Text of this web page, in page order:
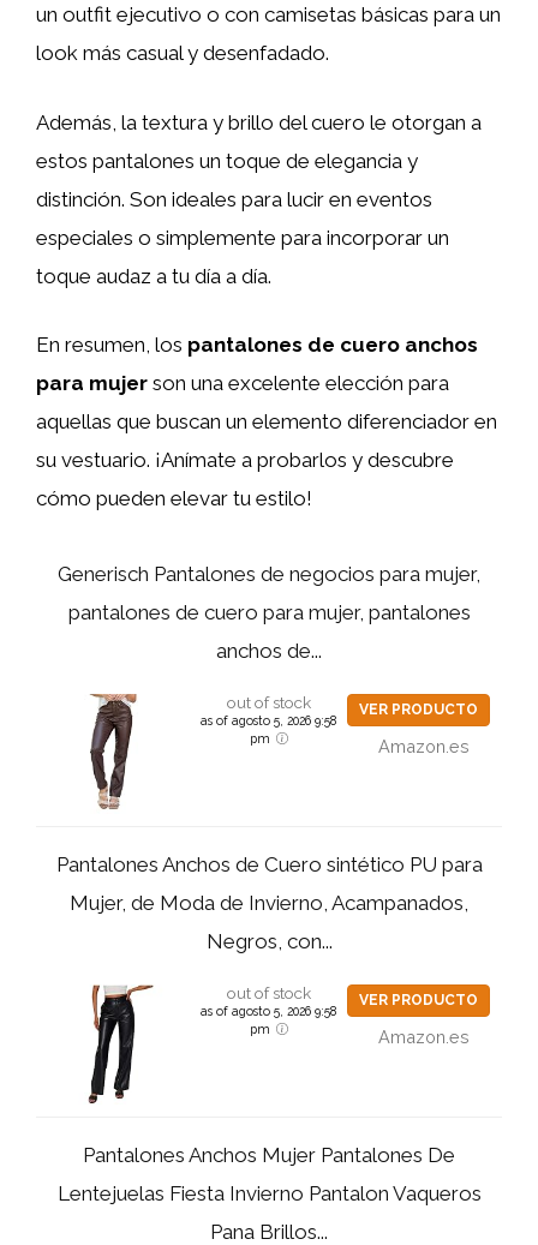
un outfit ejecutivo o con camisetas básicas para un
look más casual y desenfadado.
Además, la textura y brillo del cuero le otorgan a
estos pantalones un toque de elegancia y
distinción. Son ideales para lucir en eventos
especiales o simplemente para incorporar un
toque audaz a tu día a día.
En resumen, los pantalones de cuero anchos
para mujer son una excelente elección para
aquellas que buscan un elemento diferenciador en
su vestuario. ¡Anímate a probarlos y descubre
cómo pueden elevar tu estilo!
Generisch Pantalones de negocios para mujer,
pantalones de cuero para mujer, pantalones
anchos de...
out of stock
as of agosto 5, 2026 9:58
pm
VER PRODUCTO
Amazon.es
Pantalones Anchos de Cuero sintético PU para
Mujer, de Moda de Invierno, Acampanados,
Negros, con...
out of stock
as of agosto 5, 2026 9:58
pm
VER PRODUCTO
Amazon.es
Pantalones Anchos Mujer Pantalones De
Lentejuelas Fiesta Invierno Pantalon Vaqueros
Pana Brillos...